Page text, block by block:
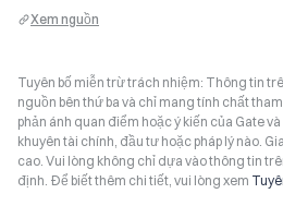
Xem nguồn
Tuyên bố miễn trừ trách nhiệm: Thông tin
nguồn bên thứ ba và chỉ mang tính chất
phản ánh quan điểm hoặc ý kiến của Gate
khuyên tài chính, đầu tư hoặc pháp lý nào.
cao. Vui lòng không chỉ dựa vào thông tin
định. Để biết thêm chi tiết, vui lòng xem